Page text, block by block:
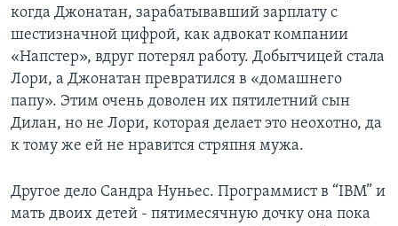
когда Джонатан, зарабатывавший зарплату с
шестизначной цифрой, как адвокат компании
«Напстер», вдруг потерял работу. Добытчицей стала
Лори, а Джонатан превратился в «домашнего
папу». Этим очень доволен их пятилетний сын
Дилан, но не Лори, которая делает это неохотно, да
к тому же ей не нравится стряпня мужа.
Другое дело Сандра Нуньес. Программист в “IBM” и
мать двоих детей - пятимесячную дочку она пока